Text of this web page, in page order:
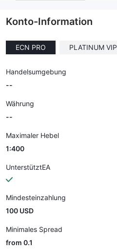
Konto-Information
ECN PRO PLATINUM VIP
Handelsumgebung
--
Währung
--
Maximaler Hebel
1:400
UnterstütztEA
Mindesteinzahlung
100 USD
Minimales Spread
from 0.1